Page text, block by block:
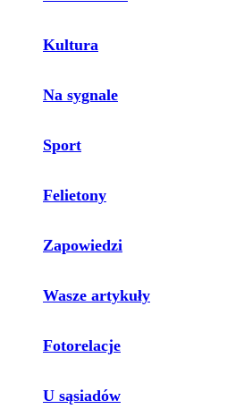
Kultura
Na sygnale
Sport
Felietony
Zapowiedzi
Wasze artykuły
Fotorelacje
U sąsiadów